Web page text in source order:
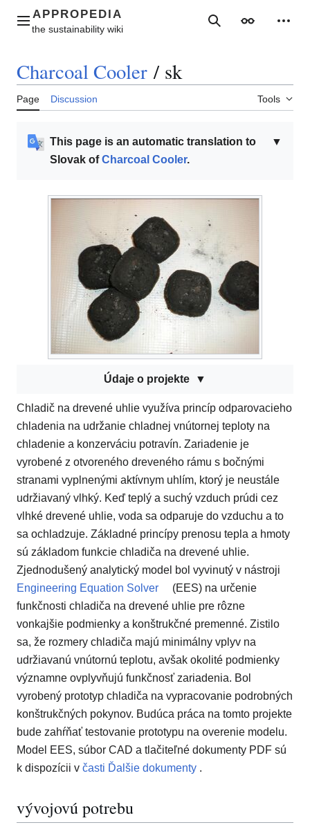
contentMain menu SearchAppearance
Charcoal Cooler / sk
Page Discussion Tools
▼
This page is an automatic translation to
Slovak ofCharcoal Cooler.
Údaje o projekte
Chladič na drevené uhlie využíva princíp odparovacieho
chladenia na udržanie chladnej vnútornej teploty na
chladenie a konzerváciu potravín. Zariadenie je
vyrobené z otvoreného dreveného rámu s bočnými
stranami vyplnenými aktívnym uhlím, ktorý je neustále
udržiavaný vlhký. Keď teplý a suchý vzduch prúdi cez
vlhké drevené uhlie, voda sa odparuje do vzduchu a to
sa ochladzuje. Základné princípy prenosu tepla a hmoty
sú základom funkcie chladiča na drevené uhlie.
Zjednodušený analytický model bol vyvinutý v nástroji
Engineering Equation Solver
(EES) na určenie
funkčnosti chladiča na drevené uhlie pre rôzne
vonkajšie podmienky a konštrukčné premenné. Zistilo
sa, že rozmery chladiča majú minimálny vplyv na
udržiavanú vnútornú teplotu, avšak okolité podmienky
významne ovplyvňujú funkčnosť zariadenia. Bol
vyrobený prototyp chladiča na vypracovanie podrobných
konštrukčných pokynov. Budúca práca na tomto projekte
bude zahŕňať testovanie prototypu na overenie modelu.
Model EES, súbor CAD a tlačiteľné dokumenty PDF sú
k dispozícii v časti Ďalšie dokumenty .
vývojovú potrebu